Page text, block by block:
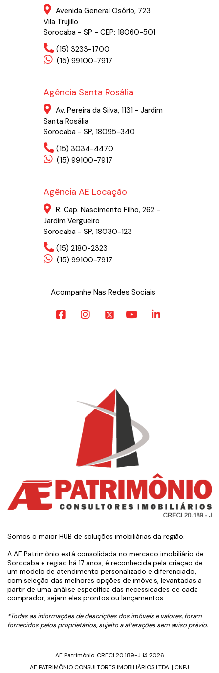
Avenida General Osório, 723
Vila Trujillo
Sorocaba - SP - CEP: 18060-501
(15) 3233-1700
(15) 99100-7917
Agência Santa Rosália
Av. Pereira da Silva, 1131 - Jardim
Santa Rosália
Sorocaba - SP, 18095-340
(15) 3034-4470
(15) 99100-7917
Agência AE Locação
R. Cap. Nascimento Filho, 262 -
Jardim Vergueiro
Sorocaba - SP, 18030-123
(15) 2180-2323
(15) 99100-7917
Acompanhe Nas Redes Sociais
Somos o maior HUB de soluções imobiliárias da região.
A AE Patrimônio está consolidada no mercado imobiliário de
Sorocaba e região há 17 anos, é reconhecida pela criação de
um modelo de atendimento personalizado e diferenciado,
com seleção das melhores opções de imóveis, levantadas a
partir de uma análise específica das necessidades de cada
comprador, sejam eles prontos ou lançamentos.
*Todas as informações de descrições dos imóveis e valores, foram
fornecidos pelos proprietários, sujeito a alterações sem aviso prévio.
AE Patrimônio. CRECI 20.189-J © 2026
AE PATRIMÔNIO CONSULTORES IMOBILIÁRIOS LTDA. | CNPJ